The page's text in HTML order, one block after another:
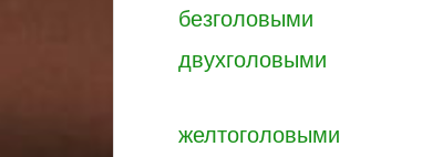
безголовыми
двухголовыми
желтоголовыми